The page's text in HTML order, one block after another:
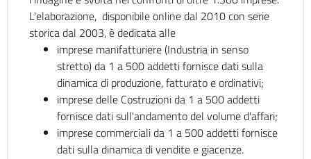
L'elaborazione, disponibile online dal 2010 con serie
storica dal 2003, è dedicata alle
imprese manifatturiere (Industria in senso
stretto) da 1 a 500 addetti fornisce dati sulla
dinamica di produzione, fatturato e ordinativi;
imprese delle Costruzioni da 1 a 500 addetti
fornisce dati sull'andamento del volume d'affari;
imprese commerciali da 1 a 500 addetti fornisce
dati sulla dinamica di vendite e giacenze.